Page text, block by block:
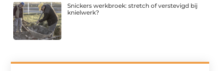
Snickers werkbroek: stretch of verstevigd bij
knielwerk?